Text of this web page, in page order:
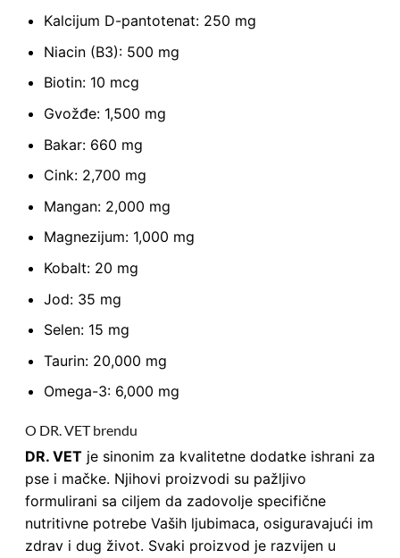
Kalcijum D-pantotenat: 250 mg
Niacin (B3): 500 mg
Biotin: 10 mcg
Gvožđe: 1,500 mg
Bakar: 660 mg
Cink: 2,700 mg
Mangan: 2,000 mg
Magnezijum: 1,000 mg
Kobalt: 20 mg
Jod: 35 mg
Selen: 15 mg
Taurin: 20,000 mg
Omega-3: 6,000 mg
O DR. VET brendu
DR. VET je sinonim za kvalitetne dodatke ishrani za
pse i mačke. Njihovi proizvodi su pažljivo
formulirani sa ciljem da zadovolje specifične
nutritivne potrebe Vaših ljubimaca, osiguravajući im
zdrav i dug život. Svaki proizvod je razvijen u